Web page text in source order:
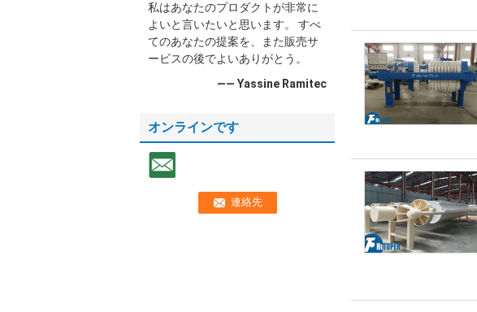
私はあなたのプロダクトが非常に
よいと言いたいと思います。 すべ
てのあなたの提案を、また販売サ
ービスの後でよいありがとう。
—— Yassine Ramitec
オンラインです